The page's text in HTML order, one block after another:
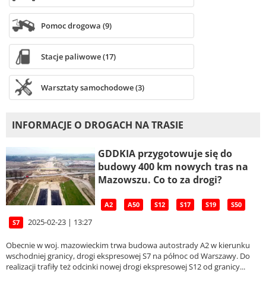
Pomoc drogowa (9)
Stacje paliwowe (17)
Warsztaty samochodowe (3)
INFORMACJE O DROGACH NA TRASIE
GDDKIA przygotowuje się do
budowy 400 km nowych tras na
Mazowszu. Co to za drogi?
A2 A50 S12 S17 S19 S50
S7 2025-02-23 | 13:27
Obecnie w woj. mazowieckim trwa budowa autostrady A2 w kierunku
wschodniej granicy, drogi ekspresowej S7 na północ od Warszawy. Do
realizacji trafiły też odcinki nowej drogi ekspresowej S12 od granicy...